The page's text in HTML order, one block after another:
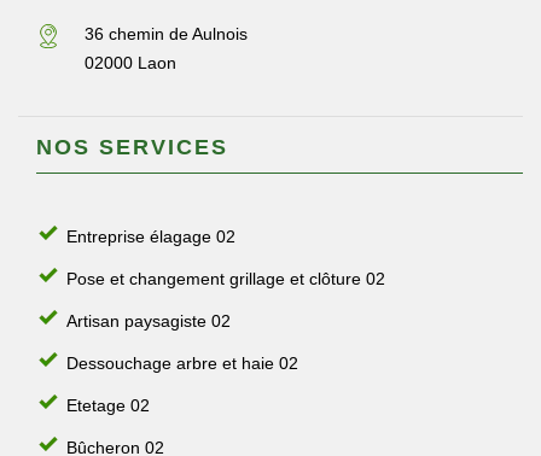
36 chemin de Aulnois
02000 Laon
NOS SERVICES
Entreprise élagage 02
Pose et changement grillage et clôture 02
Artisan paysagiste 02
Dessouchage arbre et haie 02
Etetage 02
Bûcheron 02